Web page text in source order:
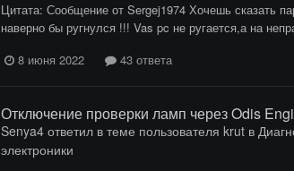
Цитата: Сообщение от Sergej1974 Хочешь сказать
наверно бы ругнулся !!! Vas pc не ругается,а на
8 июня 2022
43 ответа
Отключение проверки ламп через Odis
Senya4ответил в теме пользователя krutв
электроники